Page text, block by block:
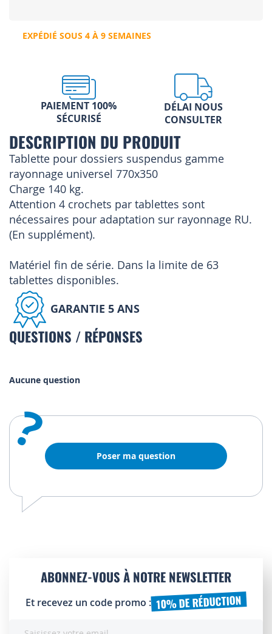
EXPÉDIÉ SOUS 4 À 9 SEMAINES
PAIEMENT 100%
SÉCURISÉ
DÉLAI NOUS
CONSULTER
DESCRIPTION DU PRODUIT
Tablette pour dossiers suspendus gamme
rayonnage universel 770x350
Charge 140 kg.
Attention 4 crochets par tablettes sont
nécessaires pour adaptation sur rayonnage RU.
(En supplément).
Matériel fin de série. Dans la limite de 63
tablettes disponibles.
GARANTIE 5 ANS
QUESTIONS / RÉPONSES
Aucune question
? Poser ma question
ABONNEZ-VOUS À NOTRE NEWSLETTER
Et recevez un code promo : 10% DE RÉDUCTION